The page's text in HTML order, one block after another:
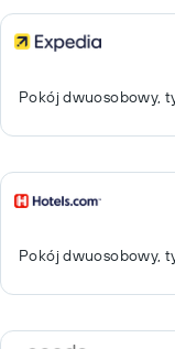
Pokój dwuosobowy,
Pokój dwuosobowy,